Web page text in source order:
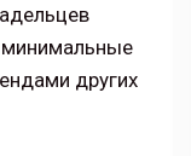
минимальные
других